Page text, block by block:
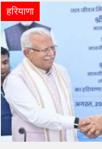
हरियाणा